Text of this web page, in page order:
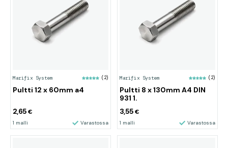
Marifix System (2)
Pultti 12 x 60mm a4
2,65€
1 malli Varastossa
Marifix System (2)
Pultti 8 x 130mm A4 DIN
931 1.
3,55€
1 malli Varastossa